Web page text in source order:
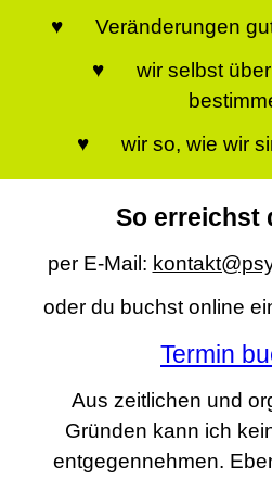
♥ Veränderungen gut
♥ wir selbst über
♥ wir so, wie wir
So erreichst
per E-Mail:
oder du buchst online
Termin
Aus zeitlichen und
Gründen kann ich
entgegennehmen.